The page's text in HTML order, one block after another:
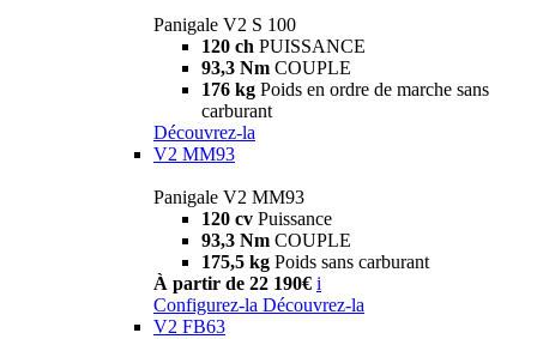
Panigale V2 S 100
120 ch PUISSANCE
93,3 Nm COUPLE
176 kg Poids en ordre de marche sans
carburant
Découvrez-la
V2 MM93
Panigale V2 MM93
120 cv Puissance
93,3 Nm COUPLE
175,5 kg Poids sans carburant
À partir de 22 190€ i
Configurez-la Découvrez-la
V2 FB63